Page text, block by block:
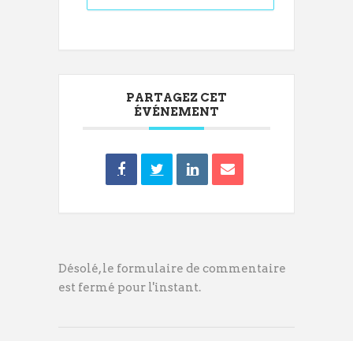
PARTAGEZ CET
ÉVÉNEMENT
Désolé, le formulaire de commentaire
est fermé pour l'instant.